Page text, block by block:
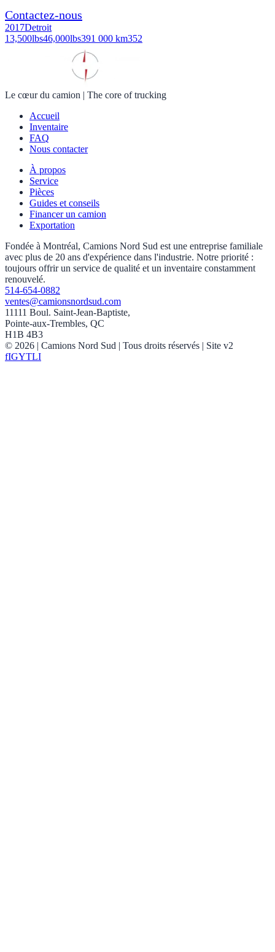
Contactez-nous
2017Detroit
13,500lbs46,000lbs391 000 km352
Le cœur du camion | The core of trucking
Accueil
Inventaire
FAQ
Nous contacter
À propos
Service
Pièces
Guides et conseils
Financer un camion
Exportation
Fondée à Montréal, Camions Nord Sud est une entreprise familiale
avec plus de 20 ans d'expérience dans l'industrie. Notre priorité :
toujours offrir un service de qualité et un inventaire constamment
renouvelé.
514-654-0882
ventes@camionsnordsud.com
11111 Boul. Saint-Jean-Baptiste,
Pointe-aux-Trembles, QC
H1B 4B3
© 2026 | Camions Nord Sud | Tous droits réservés | Site v2
fIGYTLI